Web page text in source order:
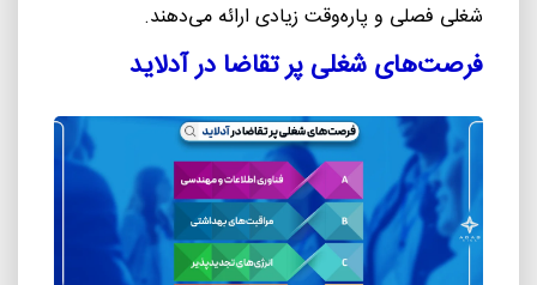
شغلی فصلی و پاره‌وقت زیادی ارائه می‌دهند.
فرصت‌های شغلی پر تقاضا در آدلاید